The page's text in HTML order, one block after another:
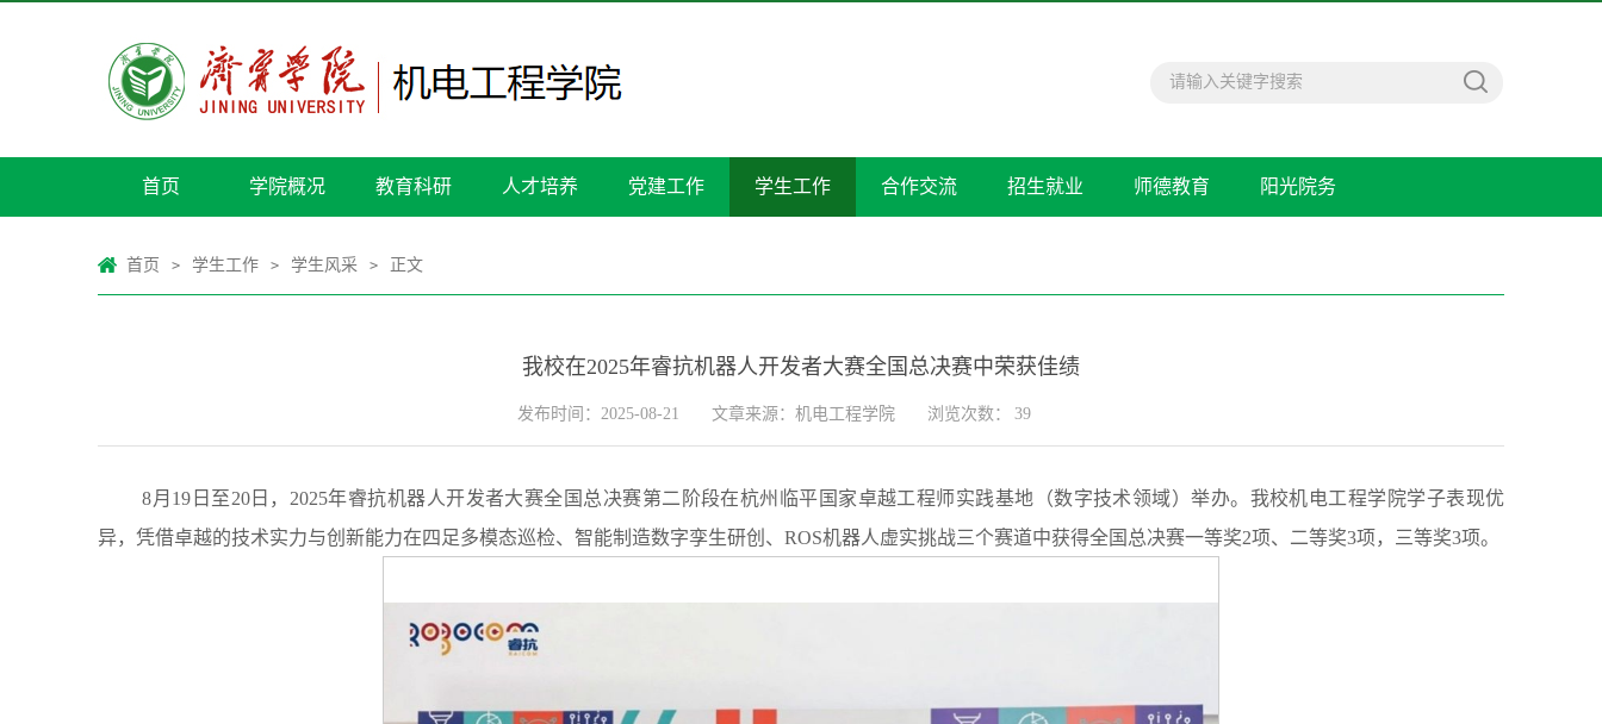
首页 学院概况 教育科研 人才培养 党建工作 学生工作 合作交流 招生就业 师德教育 阳光院务
首页 > 学生工作 > 学生风采 > 正文
我校在2025年睿抗机器人开发者大赛全国总决赛中荣获佳绩
发布时间：2025-08-21 文章来源：机电工程学院 浏览次数： 39
8月19日至20日，2025年睿抗机器人开发者大赛全国总决赛第二阶段在杭州临平国家卓越工程师实践基地（数字技术领域）举办。我校机电工程学院学子表现优
异，凭借卓越的技术实力与创新能力在四足多模态巡检、智能制造数字孪生研创、ROS机器人虚实挑战三个赛道中获得全国总决赛一等奖2项、二等奖3项，三等奖3项。